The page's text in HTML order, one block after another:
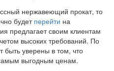
нержавеющий прокат, то
будет перейти на
предлагает своим клиентам
высоких требований. По
быть уверены в том, что
выгодным ценам.